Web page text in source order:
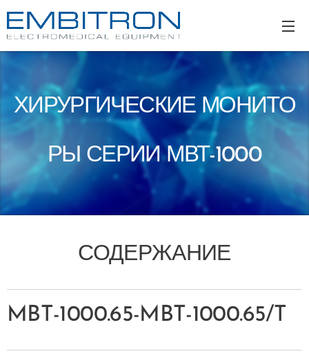
ХИРУРГИЧЕСКИЕ МОНИТО
РЫ СЕРИИ МВТ-1000
СОДЕРЖАНИЕ
MBT-1000.65-MBT-1000.65/T